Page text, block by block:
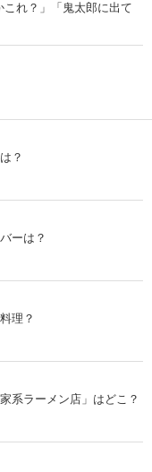
これ？」「鬼太郎に出て
？
ーは？
理？
系ラーメン店」はどこ？